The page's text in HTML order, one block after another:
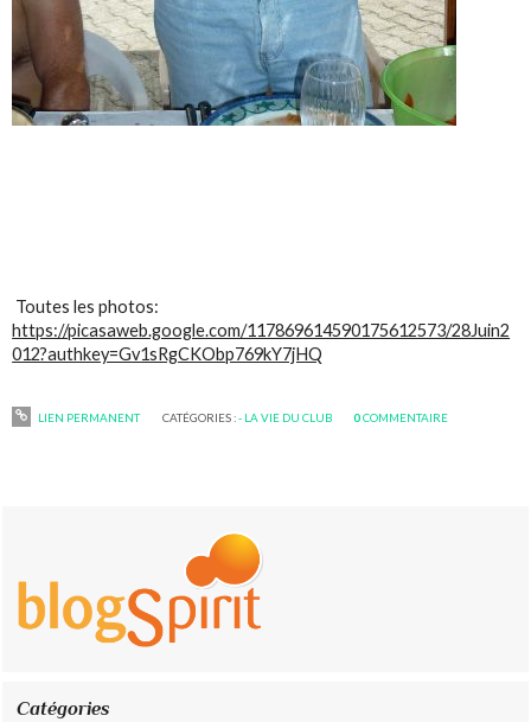
Catégories
Toutes les photos:
https://picasaweb.google.com/117869614590175612573/28Juin2
012?authkey=Gv1sRgCKObp769kY7jHQ
LIEN PERMANENT CATÉGORIES :- LA VIE DU CLUB 0COMMENTAIRE